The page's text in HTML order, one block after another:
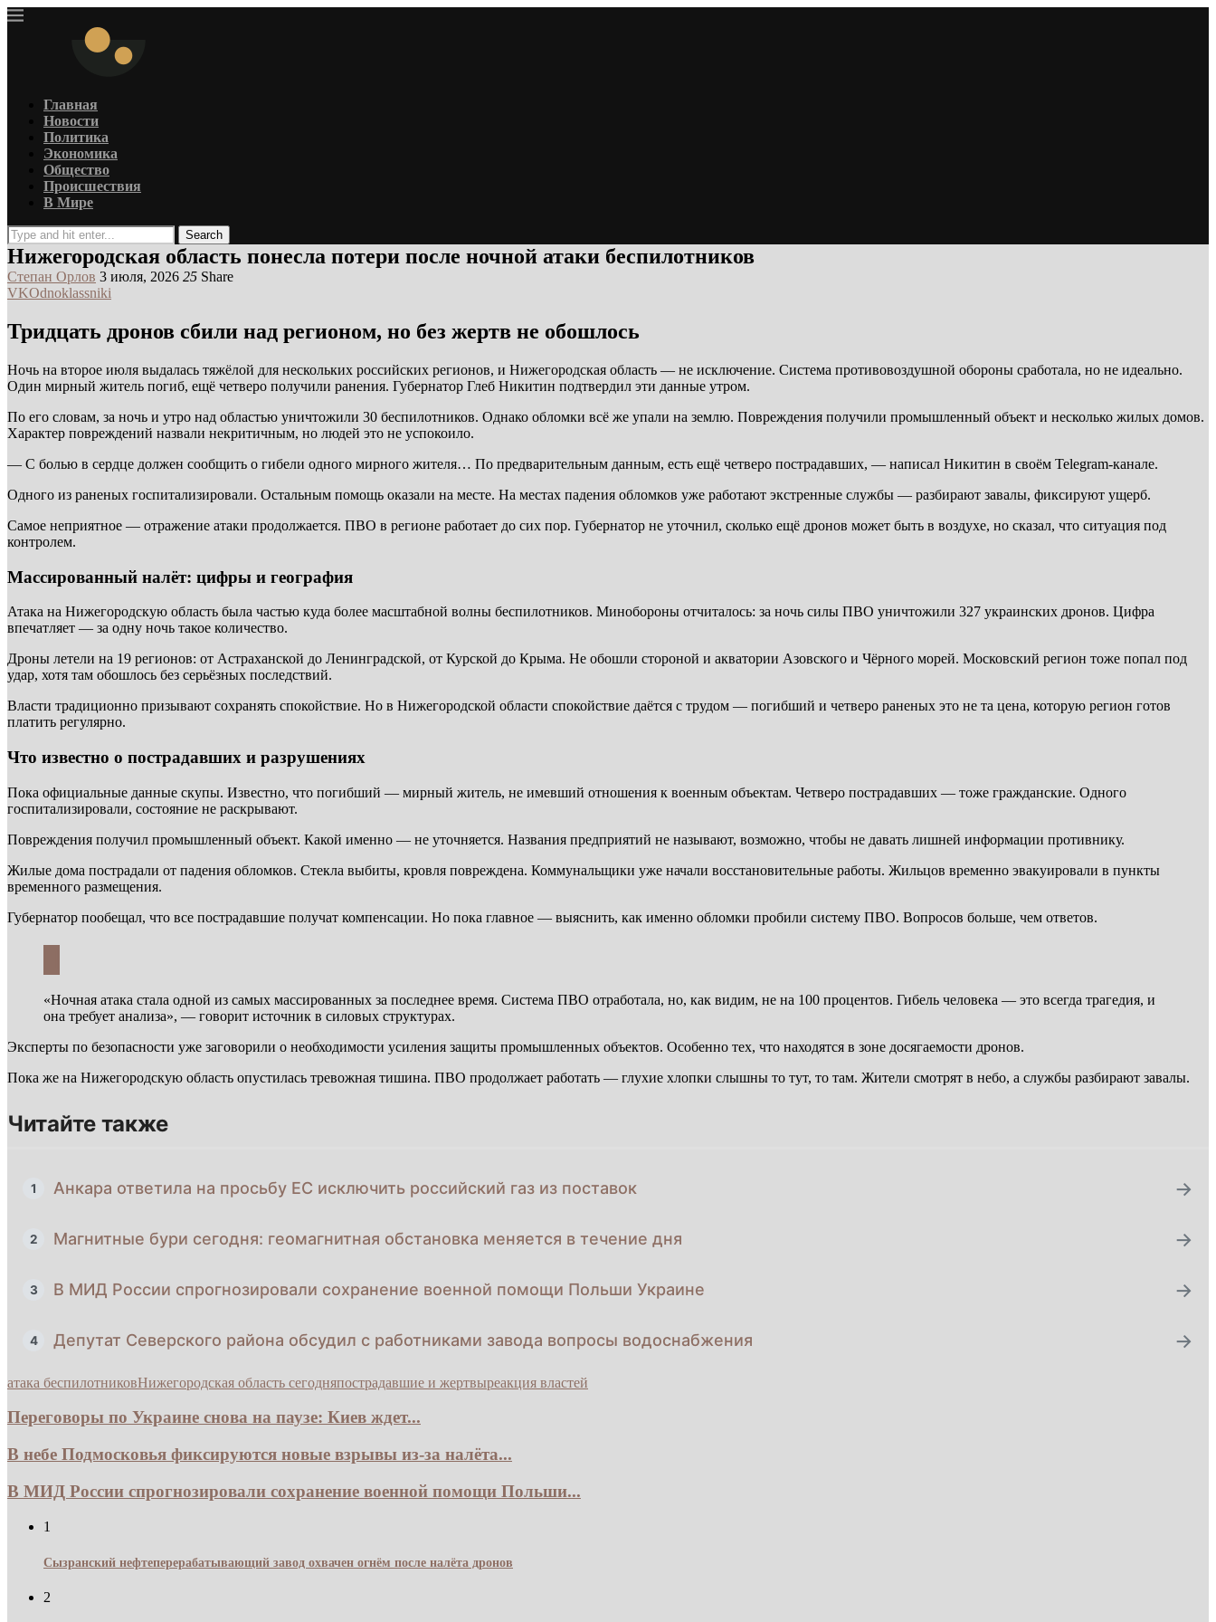
Главная
Новости
Политика
Экономика
Общество
Происшествия
В Мире
Search
Нижегородская область понесла потери после ночной атаки беспилотников
Степан Орлов 3 июля, 2026 25 Share
VKOdnoklassniki
Тридцать дронов сбили над регионом, но без жертв не обошлось
Ночь на второе июля выдалась тяжёлой для нескольких российских регионов, и Нижегородская область — не исключение. Система противовоздушной обороны сработала, но не идеально.
Один мирный житель погиб, ещё четверо получили ранения. Губернатор Глеб Никитин подтвердил эти данные утром.
По его словам, за ночь и утро над областью уничтожили 30 беспилотников. Однако обломки всё же упали на землю. Повреждения получили промышленный объект и несколько жилых домов.
Характер повреждений назвали некритичным, но людей это не успокоило.
— С болью в сердце должен сообщить о гибели одного мирного жителя… По предварительным данным, есть ещё четверо пострадавших, — написал Никитин в своём Telegram-канале.
Одного из раненых госпитализировали. Остальным помощь оказали на месте. На местах падения обломков уже работают экстренные службы — разбирают завалы, фиксируют ущерб.
Самое неприятное — отражение атаки продолжается. ПВО в регионе работает до сих пор. Губернатор не уточнил, сколько ещё дронов может быть в воздухе, но сказал, что ситуация под
контролем.
Массированный налёт: цифры и география
Атака на Нижегородскую область была частью куда более масштабной волны беспилотников. Минобороны отчиталось: за ночь силы ПВО уничтожили 327 украинских дронов. Цифра
впечатляет — за одну ночь такое количество.
Дроны летели на 19 регионов: от Астраханской до Ленинградской, от Курской до Крыма. Не обошли стороной и акватории Азовского и Чёрного морей. Московский регион тоже попал под
удар, хотя там обошлось без серьёзных последствий.
Власти традиционно призывают сохранять спокойствие. Но в Нижегородской области спокойствие даётся с трудом — погибший и четверо раненых это не та цена, которую регион готов
платить регулярно.
Что известно о пострадавших и разрушениях
Пока официальные данные скупы. Известно, что погибший — мирный житель, не имевший отношения к военным объектам. Четверо пострадавших — тоже гражданские. Одного
госпитализировали, состояние не раскрывают.
Повреждения получил промышленный объект. Какой именно — не уточняется. Названия предприятий не называют, возможно, чтобы не давать лишней информации противнику.
Жилые дома пострадали от падения обломков. Стекла выбиты, кровля повреждена. Коммунальщики уже начали восстановительные работы. Жильцов временно эвакуировали в пункты
временного размещения.
Губернатор пообещал, что все пострадавшие получат компенсации. Но пока главное — выяснить, как именно обломки пробили систему ПВО. Вопросов больше, чем ответов.
«Ночная атака стала одной из самых массированных за последнее время. Система ПВО отработала, но, как видим, не на 100 процентов. Гибель человека — это всегда трагедия, и
она требует анализа», — говорит источник в силовых структурах.
Эксперты по безопасности уже заговорили о необходимости усиления защиты промышленных объектов. Особенно тех, что находятся в зоне досягаемости дронов.
Пока же на Нижегородскую область опустилась тревожная тишина. ПВО продолжает работать — глухие хлопки слышны то тут, то там. Жители смотрят в небо, а службы разбирают завалы.
Читайте также
1 Анкара ответила на просьбу ЕС исключить российский газ из поставок →
2 Магнитные бури сегодня: геомагнитная обстановка меняется в течение дня →
3 В МИД России спрогнозировали сохранение военной помощи Польши Украине →
4 Депутат Северского района обсудил с работниками завода вопросы водоснабжения →
атака беспилотниковНижегородская область сегодняпострадавшие и жертвыреакция властей
Переговоры по Украине снова на паузе: Киев ждет...
В небе Подмосковья фиксируются новые взрывы из-за налёта...
В МИД России спрогнозировали сохранение военной помощи Польши...
1
Сызранский нефтеперерабатывающий завод охвачен огнём после налёта дронов
2